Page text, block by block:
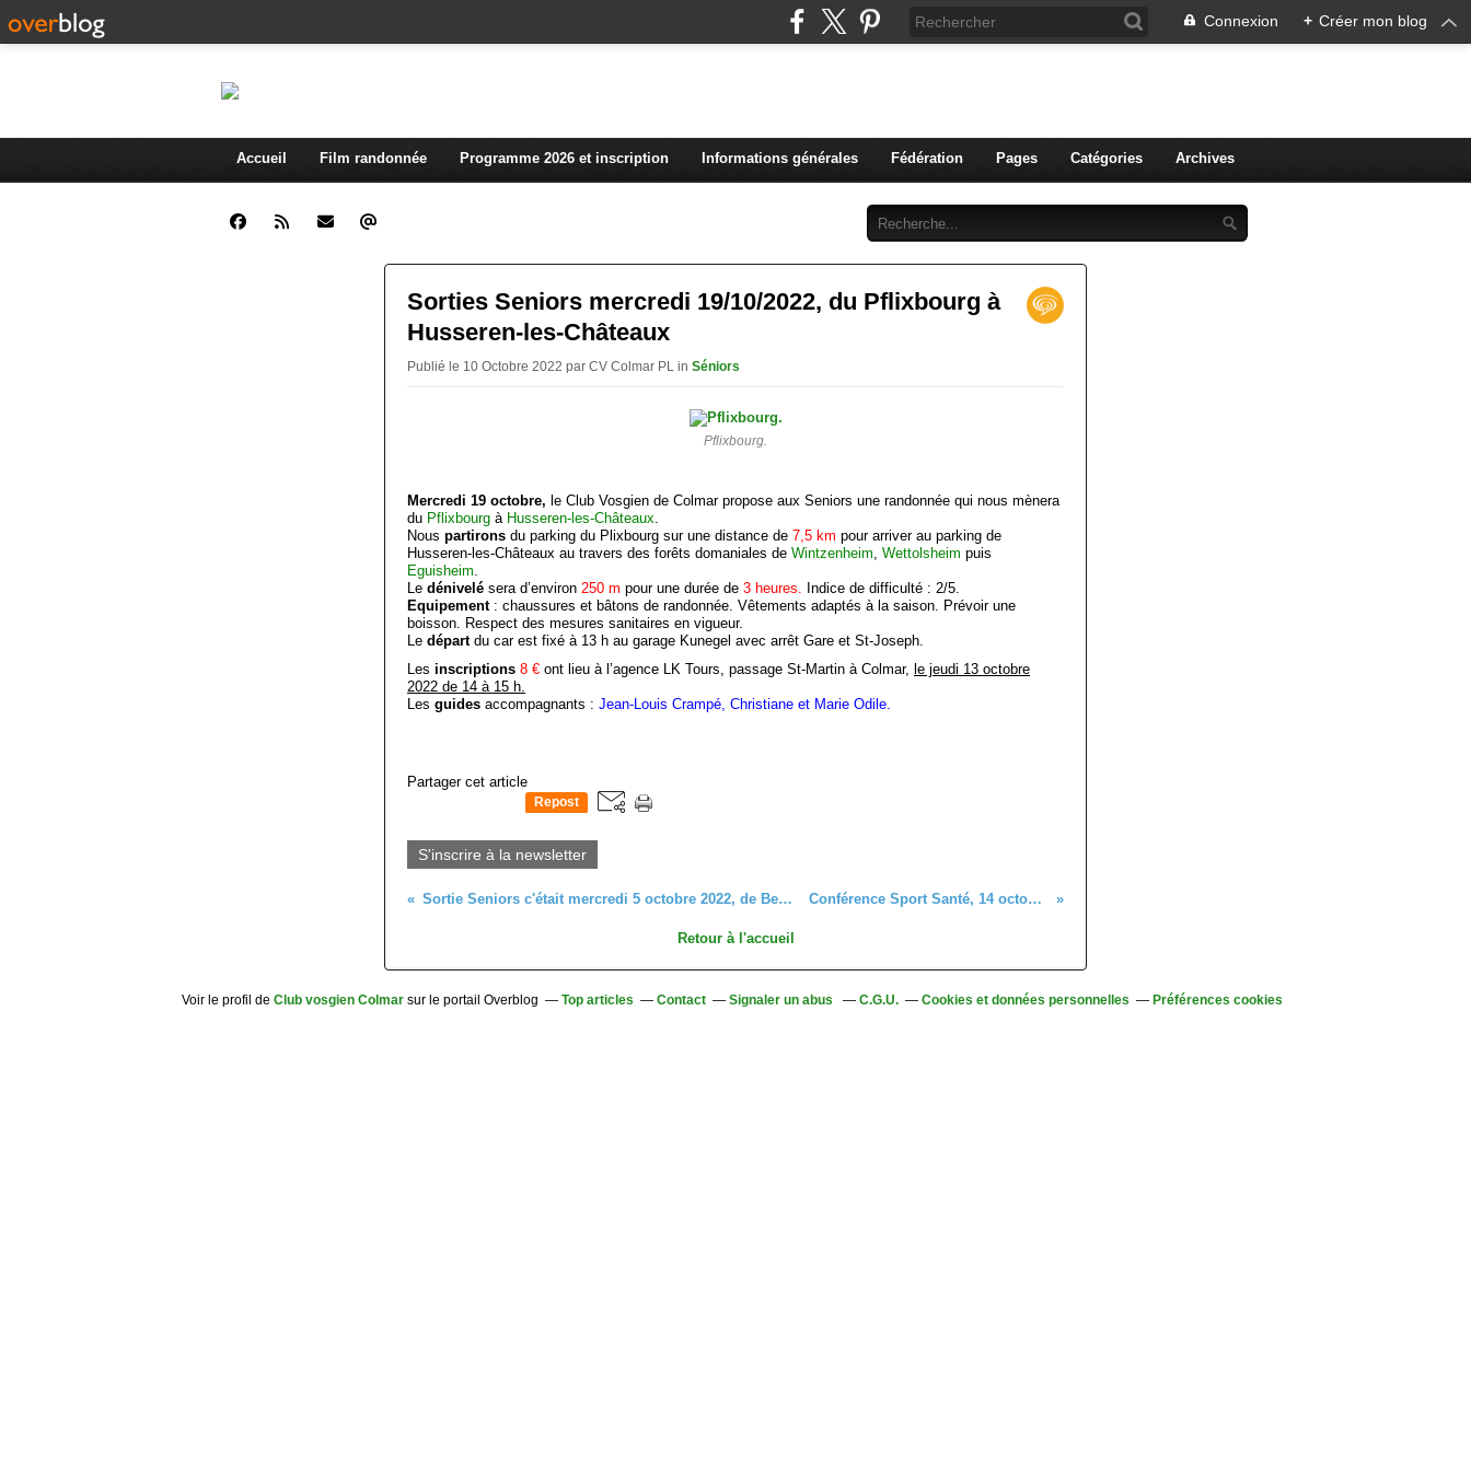
Connexion + Créer mon blog
Accueil Film randonnée Programme 2026 et inscription Informations générales Fédération Pages Catégories Archives
Sorties Seniors mercredi 19/10/2022, du Pflixbourg à
Husseren-les-Châteaux
Publié le 10 Octobre 2022 par CV Colmar PL in Séniors
Pflixbourg.
Mercredi 19 octobre, le Club Vosgien de Colmar propose aux Seniors une randonnée qui nous mènera
du Pflixbourg à Husseren-les-Châteaux.
Nous partirons du parking du Plixbourg sur une distance de 7,5 km pour arriver au parking de
Husseren-les-Châteaux au travers des forêts domaniales de Wintzenheim, Wettolsheim puis
Eguisheim.
Le dénivelé sera d’environ 250 m pour une durée de 3 heures. Indice de difficulté : 2/5.
Equipement : chaussures et bâtons de randonnée. Vêtements adaptés à la saison. Prévoir une
boisson. Respect des mesures sanitaires en vigueur.
Le départ du car est fixé à 13 h au garage Kunegel avec arrêt Gare et St-Joseph.
Les inscriptions 8 € ont lieu à l’agence LK Tours, passage St-Martin à Colmar, le jeudi 13 octobre
2022 de 14 à 15 h.
Les guides accompagnants : Jean-Louis Crampé, Christiane et Marie Odile.
Partager cet article
Repost
S'inscrire à la newsletter
Sortie Seniors c'était mercredi 5 octobre 2022, de Bergheim à Ribeauvillé. Conférence Sport Santé, 14 octobre à Mulhouse
Retour à l'accueil
Voir le profil de Club vosgien Colmar sur le portail Overblog Top articles Contact Signaler un abus C.G.U. Cookies et données personnelles Préférences cookies